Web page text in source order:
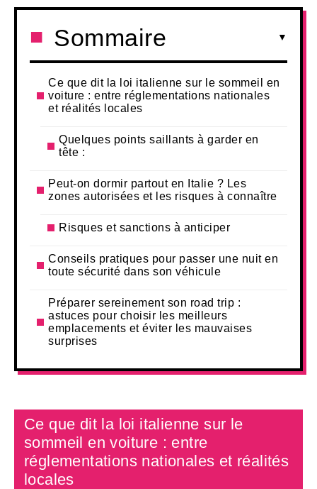
Sommaire
Ce que dit la loi italienne sur le sommeil en
voiture : entre réglementations nationales
et réalités locales
Quelques points saillants à garder en
tête :
Peut-on dormir partout en Italie ? Les
zones autorisées et les risques à connaître
Risques et sanctions à anticiper
Conseils pratiques pour passer une nuit en
toute sécurité dans son véhicule
Préparer sereinement son road trip :
astuces pour choisir les meilleurs
emplacements et éviter les mauvaises
surprises
Ce que dit la loi italienne sur le
sommeil en voiture : entre
réglementations nationales et réalités
locales